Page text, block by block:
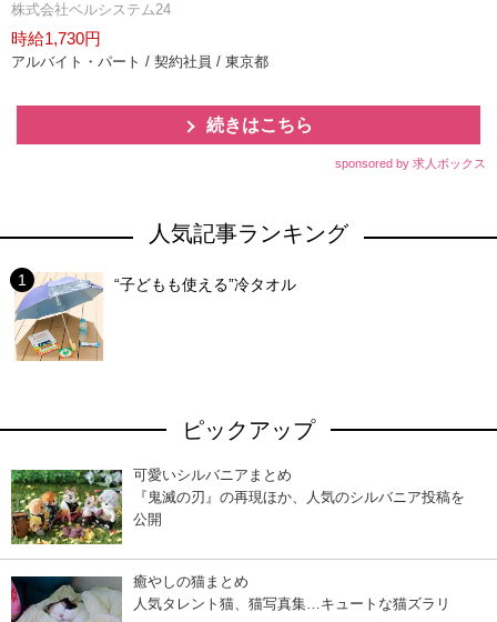
株式会社ベルシステム24
時給1,730円
アルバイト・パート / 契約社員 / 東京都
続きはこちら
sponsored by 求人ボックス
人気記事ランキング
“子どもも使える”冷タオル
ピックアップ
可愛いシルバニアまとめ
『鬼滅の刃』の再現ほか、人気のシルバニア投稿を
公開
癒やしの猫まとめ
人気タレント猫、猫写真集…キュートな猫ズラリ